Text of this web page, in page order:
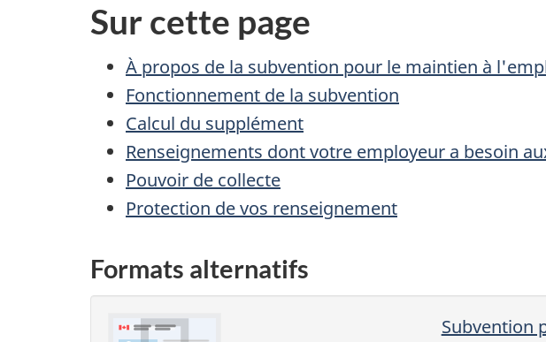
Sur cette page
À propos de la subvention pour le maintien à
Fonctionnement de la subvention
Calcul du supplément
Renseignements dont votre employeur a besoin
Pouvoir de collecte
Protection de vos renseignement
Formats alternatifs
Subvention